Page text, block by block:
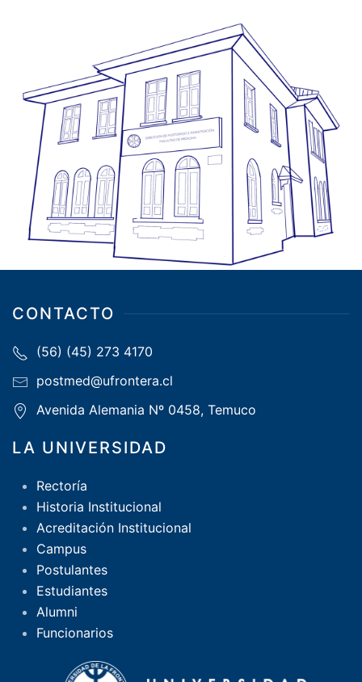
CONTACTO
(56) (45) 273 4170
postmed@ufrontera.cl
Avenida Alemania Nº 0458, Temuco
LA UNIVERSIDAD
Rectoría
Historia Institucional
Acreditación Institucional
Campus
Postulantes
Estudiantes
Alumni
Funcionarios